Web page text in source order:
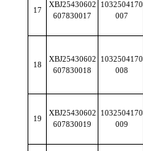
17
XBJ25430602
607830017
1032504170
007
18
XBJ25430602
607830018
1032504170
008
19
XBJ25430602
607830019
1032504170
009